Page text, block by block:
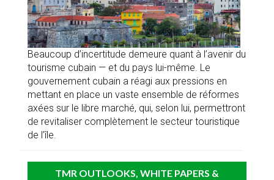
Beaucoup d’incertitude demeure quant à l’avenir du
tourisme cubain — et du pays lui-même. Le
gouvernement cubain a réagi aux pressions en
mettant en place un vaste ensemble de réformes
axées sur le libre marché, qui, selon lui, permettront
de revitaliser complètement le secteur touristique
de l’île.
TMR OUTLOOKS, WHITE PAPERS &